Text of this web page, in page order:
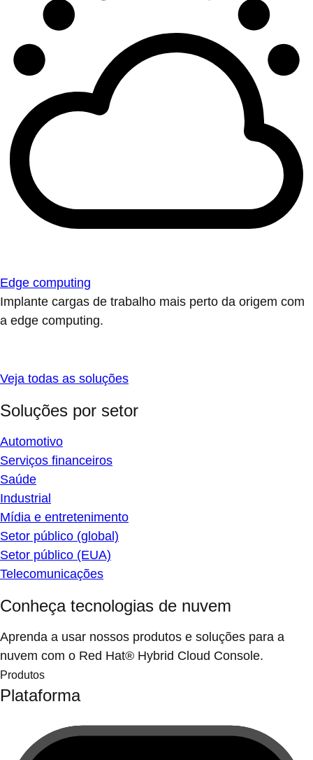
Edge computing
Implante cargas de trabalho mais perto da origem com
a edge computing.
Veja todas as soluções
Soluções por setor
Automotivo
Serviços financeiros
Saúde
Industrial
Mídia e entretenimento
Setor público (global)
Setor público (EUA)
Telecomunicações
Conheça tecnologias de nuvem
Aprenda a usar nossos produtos e soluções para a
nuvem com o Red Hat® Hybrid Cloud Console.
Produtos
Plataforma